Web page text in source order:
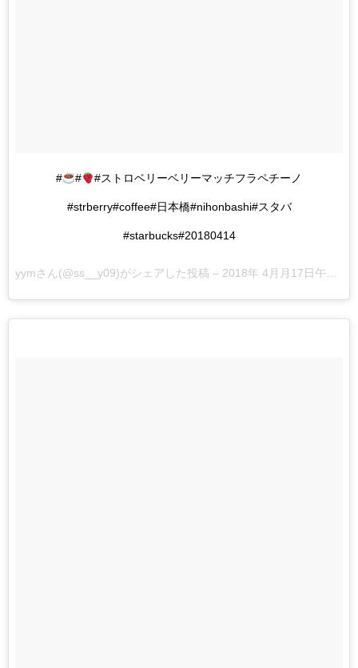
# # #ストロベリーベリーマッチフラペチーノ
#strberry#coffee#日本橋#nihonbashi#スタバ
#starbucks#20180414
yymさん(@ss__y09)がシェアした投稿 – 2018年 4月月17日午後12時25分PDT